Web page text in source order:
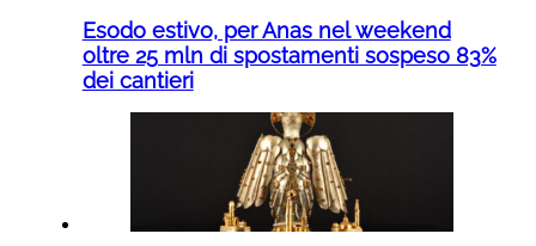
Esodo estivo, per Anas nel weekend
oltre 25 mln di spostamenti sospeso 83%
dei cantieri